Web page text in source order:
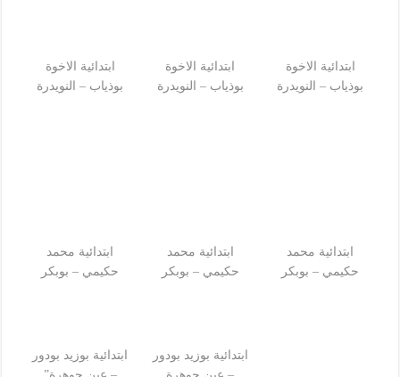
ابتدائية الاخوة
بوذياب – النويدرة
ابتدائية الاخوة
بوذياب – النويدرة
ابتدائية الاخوة
بوذياب – النويدرة
ابتدائية محمد
حكيمي – بوبكر
ابتدائية محمد
حكيمي – بوبكر
ابتدائية محمد
حكيمي – بوبكر
ابتدائية بوزيد بودور
ابتدائية بوزيد بودور